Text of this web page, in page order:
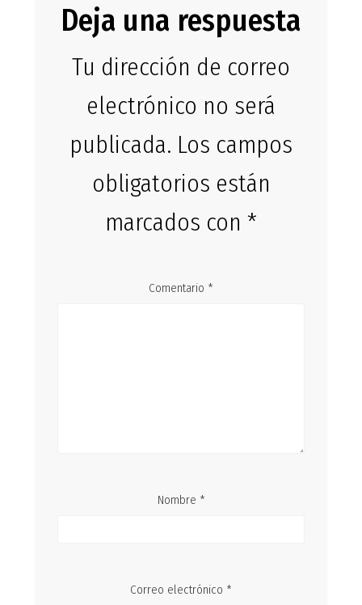
Deja una respuesta
Tu dirección de correo
electrónico no será
publicada. Los campos
obligatorios están
marcados con *
Comentario *
Nombre *
Correo electrónico *